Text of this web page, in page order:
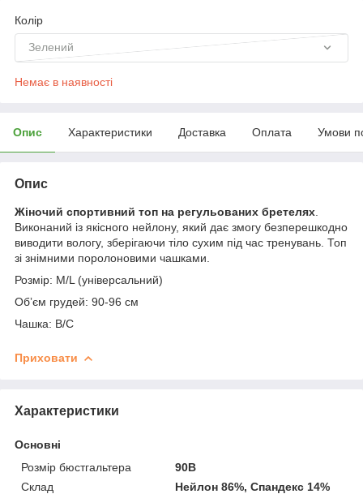
Колір
Зелений
Немає в наявності
Опис Характеристики Доставка Оплата Умови
Опис
Жіночий спортивний топ на регульованих бретелях
Виконаний із якісного нейлону, який дає змогу безперешкодно
виводити вологу, зберігаючи тіло сухим під час тренувань. Топ
зі знімними поролоновими чашками.
Розмір: M/L (універсальний)
Обʼєм грудей: 90-96 см
Чашка: В/C
Приховати
Характеристики
Основні
Розмір бюстгальтера
90B
Склад
Нейлон 86%, Спандекс 14%